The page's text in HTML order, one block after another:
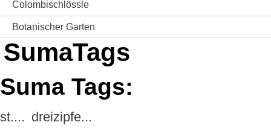
Colombischlössle
Botanischer Garten
SumaTags
Suma Tags:
st.... dreizipfe...